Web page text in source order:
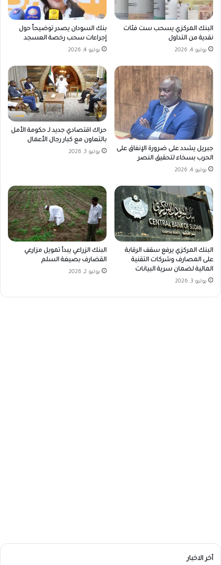
البنك المركزي يسحب ست فئات
نقدية من التداول
يوليو 4, 2026
بنك السودان يصدر توضيحاً حول
إجراءات سحب رخصة العسجد
يوليو 4, 2026
جبريل يشدد على ضرورة الإنفاق على
الحرب بسخاء لتحقيق النصر
يوليو 4, 2026
حراك اقتصادي جديد لـ حكومة الأمل
بالتعاون مع كبار رجال الأعمال
يوليو 3, 2026
البنك المركزي يرفع سقف الرقابة
على المصارف وشركات التقنية
المالية لضمان سرية البيانات
يوليو 3, 2026
البنك الزراعي يبدأ تمويل مزارعي
القضارف بصيغة السلم
يوليو 2, 2026
أخر الاخبار